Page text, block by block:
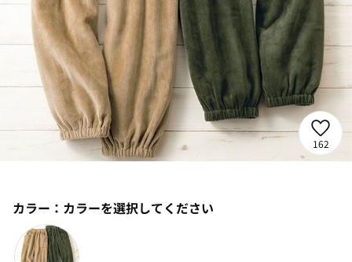
162
カラー： カラーを選択してください